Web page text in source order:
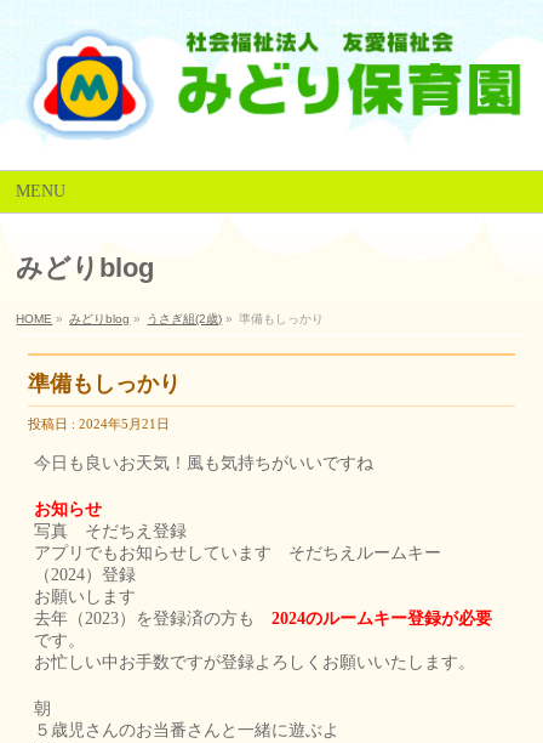
MENU
みどりblog
HOME » みどりblog » うさぎ組(2歳) » 準備もしっかり
準備もしっかり
投稿日 : 2024年5月21日
今日も良いお天気！風も気持ちがいいですね
お知らせ
写真 そだちえ登録
アプリでもお知らせしています そだちえルームキー
（2024）登録
お願いします
去年（2023）を登録済の方も2024のルームキー登録が必要
です。
お忙しい中お手数ですが登録よろしくお願いいたします。
朝
５歳児さんのお当番さんと一緒に遊ぶよ